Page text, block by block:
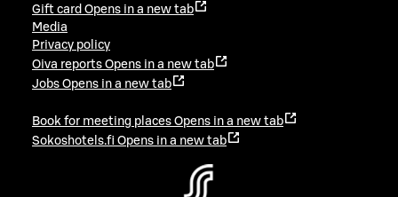
Gift card Opens in a new tab
Media
Privacy policy
Oiva reports Opens in a new tab
Jobs Opens in a new tab
Book for meeting places Opens in a new tab
Sokoshotels.fi Opens in a new tab